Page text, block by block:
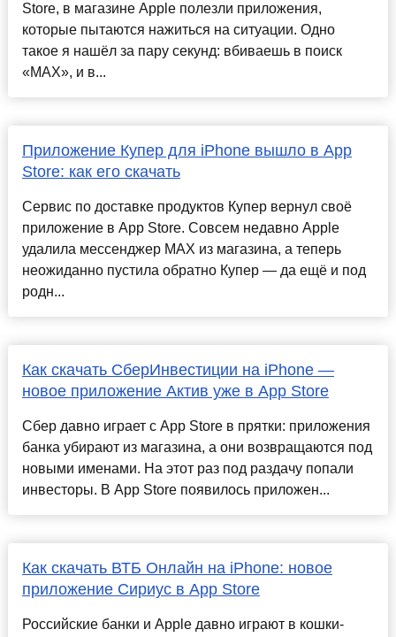
Store, в магазине Apple полезли приложения,
которые пытаются нажиться на ситуации. Одно
такое я нашёл за пару секунд: вбиваешь в поиск
«MAX», и в...
Приложение Купер для iPhone вышло в App
Store: как его скачать
Сервис по доставке продуктов Купер вернул своё
приложение в App Store. Совсем недавно Apple
удалила мессенджер MAX из магазина, а теперь
неожиданно пустила обратно Купер — да ещё и под
родн...
Как скачать СберИнвестиции на iPhone —
новое приложение Актив уже в App Store
Сбер давно играет с App Store в прятки: приложения
банка убирают из магазина, а они возвращаются под
новыми именами. На этот раз под раздачу попали
инвесторы. В App Store появилось приложен...
Как скачать ВТБ Онлайн на iPhone: новое
приложение Сириус в App Store
Российские банки и Apple давно играют в кошки-